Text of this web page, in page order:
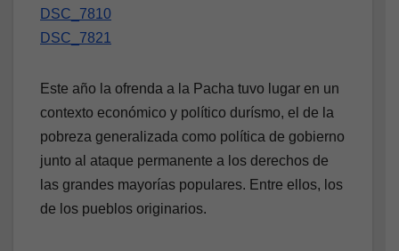
DSC_7810
DSC_7821
Este año la ofrenda a la Pacha tuvo lugar en un
contexto económico y político durísmo, el de la
pobreza generalizada como política de gobierno
junto al ataque permanente a los derechos de
las grandes mayorías populares. Entre ellos, los
de los pueblos originarios.